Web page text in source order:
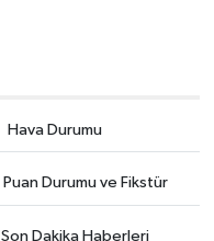
Hava Durumu
Puan Durumu ve Fikstür
Son Dakika Haberleri